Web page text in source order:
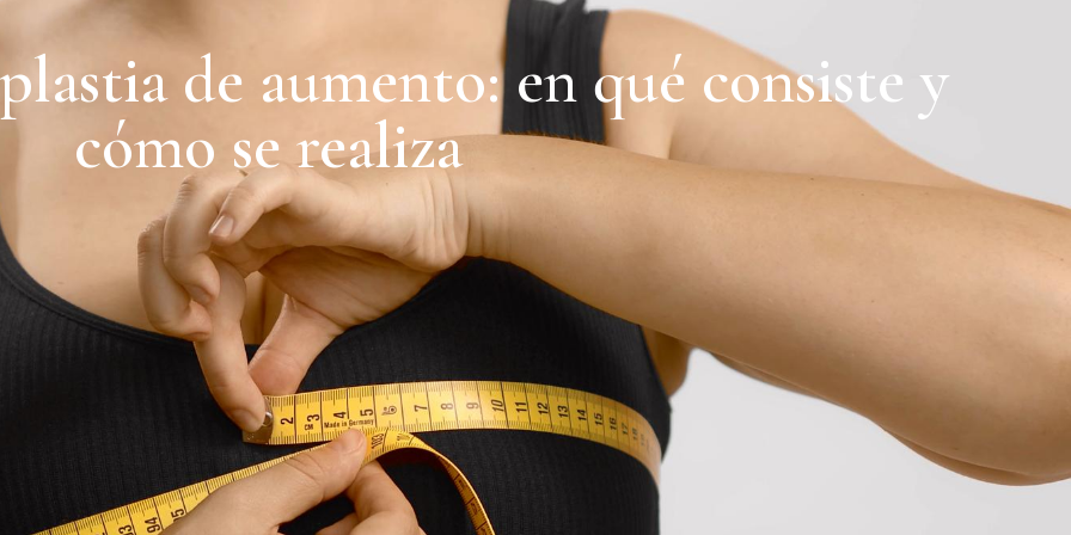
PRIMERA CITA GRATIS
de aumento: en qué consiste y
cómo se realiza